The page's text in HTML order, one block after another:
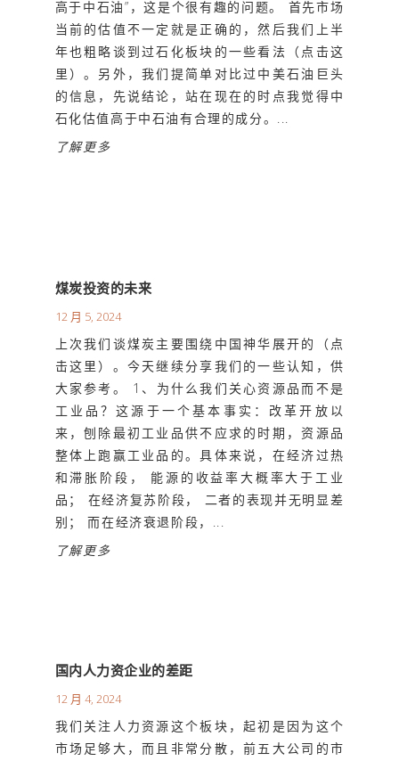
高于中石油”，这是个很有趣的问题。 首先市场
当前的估值不一定就是正确的，然后我们上半
年也粗略谈到过石化板块的一些看法（点击这
里）。另外，我们提简单对比过中美石油巨头
的信息，先说结论，站在现在的时点我觉得中
石化估值高于中石油有合理的成分。...
了解更多
煤炭投资的未来
12 月 5, 2024
上次我们谈煤炭主要围绕中国神华展开的（点
击这里）。今天继续分享我们的一些认知，供
大家参考。 1、为什么我们关心资源品而不是
工业品？这源于一个基本事实：改革开放以
来，刨除最初工业品供不应求的时期，资源品
整体上跑赢工业品的。具体来说，在经济过热
和滞胀阶段， 能源的收益率大概率大于工业
品； 在经济复苏阶段， 二者的表现并无明显差
别； 而在经济衰退阶段，...
了解更多
国内人力资企业的差距
12 月 4, 2024
我们关注人力资源这个板块，起初是因为这个
市场足够大，而且非常分散，前五大公司的市